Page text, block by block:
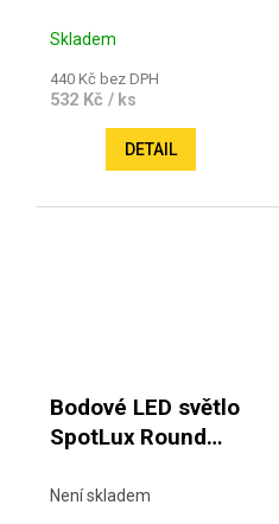
Skladem
440 Kč bez DPH
532 Kč / ks
DETAIL
Bodové LED světlo
SpotLux Round
zapuštěné
Není skladem